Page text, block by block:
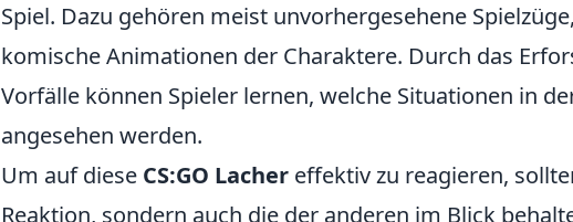
Spiel. Dazu gehören meist unvorhergesehene
komische Animationen der Charaktere. Durch das
Vorfälle können Spieler lernen, welche Situationen in
angesehen werden.
Um auf diese CS:GO Lacher effektiv zu reagieren,
Reaktion, sondern auch die der anderen im Blick